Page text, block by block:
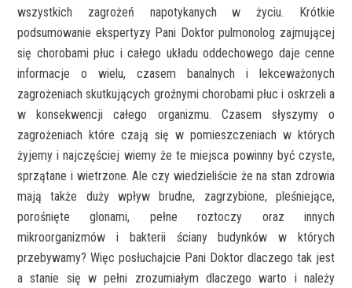
wszystkich zagrożeń napotykanych w życiu. Krótkie
podsumowanie ekspertyzy Pani Doktor pulmonolog zajmującej
się chorobami płuc i całego układu oddechowego daje cenne
informacje o wielu, czasem banalnych i lekceważonych
zagrożeniach skutkujących groźnymi chorobami płuc i oskrzeli a
w konsekwencji całego organizmu. Czasem słyszymy o
zagrożeniach które czają się w pomieszczeniach w których
żyjemy i najczęściej wiemy że te miejsca powinny być czyste,
sprzątane i wietrzone. Ale czy wiedzieliście że na stan zdrowia
mają także duży wpływ brudne, zagrzybione, pleśniejące,
porośnięte glonami, pełne roztoczy oraz innych
mikroorganizmów i bakterii ściany budynków w których
przebywamy? Więc posłuchajcie Pani Doktor dlaczego tak jest
a stanie się w pełni zrozumiałym dlaczego warto i należy